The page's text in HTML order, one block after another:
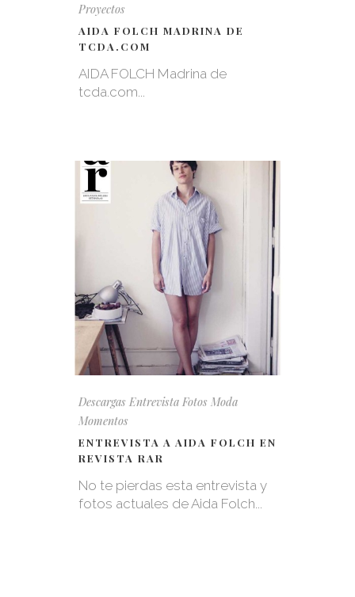
Proyectos
AIDA FOLCH MADRINA DE
TCDA.COM
AIDA FOLCH Madrina de
tcda.com...
Descargas Entrevista Fotos Moda
Momentos
ENTREVISTA A AIDA FOLCH EN
REVISTA RAR
No te pierdas esta entrevista y
fotos actuales de Aida Folch...